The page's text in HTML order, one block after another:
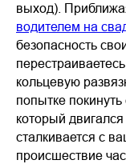
выход).
водителем на
безопасность
кольцевую
попытке
который
сталкивается с
происшествие